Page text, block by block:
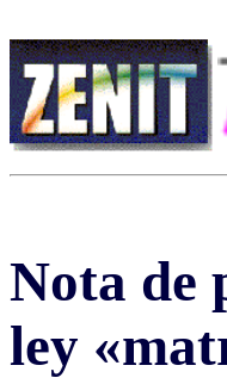
Nota de
ley